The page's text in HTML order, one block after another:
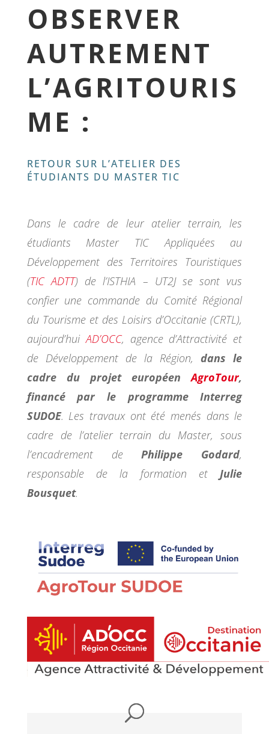
OBSERVER
AUTREMENT
L’AGRITOURIS
ME :
RETOUR SUR L’ATELIER DES
ÉTUDIANTS DU MASTER TIC
Dans le cadre de leur atelier terrain, les
étudiants Master TIC Appliquées au
Développement des Territoires Touristiques
(TIC ADTT) de l’ISTHIA – UT2J se sont vus
confier une commande du Comité Régional
du Tourisme et des Loisirs d’Occitanie (CRTL),
aujourd’huiAD’OCC, agence d’Attractivité et
de Développement de la Région,dans le
cadre du projet européenAgroTour,
financé par le programme Interreg
SUDOE. Les travaux ont été menés dans le
cadre de l’atelier terrain du Master, sous
l’encadrement dePhilippe Godard,
responsable de la formation etJulie
Bousquet.